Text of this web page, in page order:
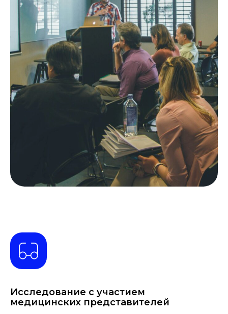
Исследование с участием
медицинских представителей